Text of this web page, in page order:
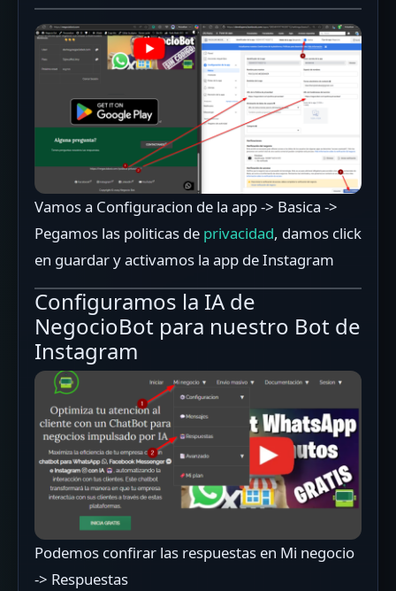
Vamos a Configuracion de la app -> Basica ->
Pegamos las politicas de privacidad, damos click
en guardar y activamos la app de Instagram
Configuramos la IA de
NegocioBot para nuestro Bot de
Instagram
Podemos confirar las respuestas en Mi negocio
-> Respuestas